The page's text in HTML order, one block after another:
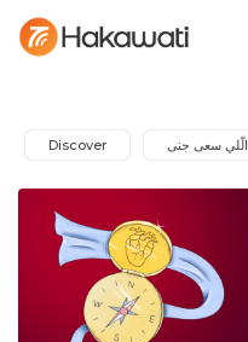
Discover الّلي سعى جنى